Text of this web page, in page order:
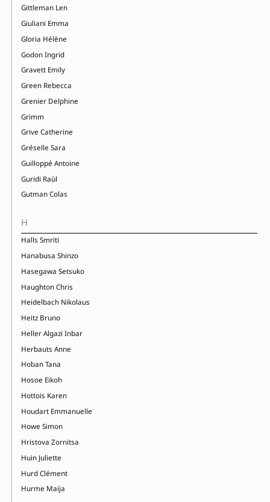
Gittleman Len
Giuliani Emma
Gloria Hélène
Godon Ingrid
Gravett Emily
Green Rebecca
Grenier Delphine
Grimm
Grive Catherine
Gréselle Sara
Guilloppé Antoine
Guridi Raùl
Gutman Colas
H
Halls Smriti
Hanabusa Shinzo
Hasegawa Setsuko
Haughton Chris
Heidelbach Nikolaus
Heitz Bruno
Heller Algazi Inbar
Herbauts Anne
Hoban Tana
Hosoe Eikoh
Hottois Karen
Houdart Emmanuelle
Howe Simon
Hristova Zornitsa
Huin Juliette
Hurd Clément
Hurme Maija